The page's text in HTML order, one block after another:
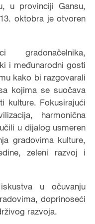
u provinciji Gansu,
oktobra je otvoren
gradonačelnika,
i međunarodni gosti
kako bi razgovarali
kojima se suočava
kulture. Fokusirajući
harmonična
u dijalog usmeren
gradovima kulture,
zeleni razvoj i
u očuvanju
doprinoseći
razvoja.